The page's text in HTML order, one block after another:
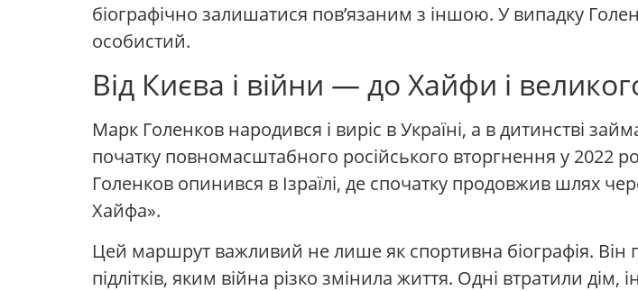
біографічно залишатися пов’язаним з іншою. У випадку
особистий.
Від Києва і війни — до Хайфи і
Марк Голенков народився і виріс в Україні, а в дитинстві
початку повномасштабного російського вторгнення у 2022
Голенков опинився в Ізраїлі, де спочатку продовжив шлях
Хайфа».
Цей маршрут важливий не лише як спортивна біографія. Він
підлітків, яким війна різко змінила життя. Одні втратили